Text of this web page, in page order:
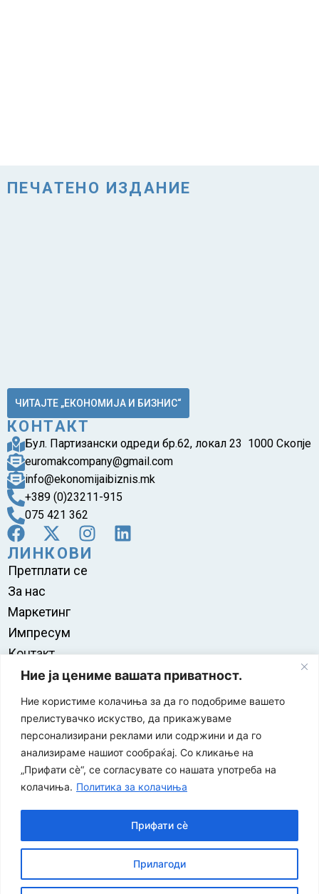
Ние ја цениме вашата приватност.
Ние користиме колачиња за да го подобриме вашето
прелистувачко искуство, да прикажуваме
персонализирани реклами или содржини и да го
анализираме нашиот сообраќај. Со кликање на
„Прифати сè“, се согласувате со нашата употреба на
колачиња. Политика за колачиња
Прилагоди
Прифати сè
ПЕЧАТЕНО ИЗДАНИЕ
ЧИТАЈТЕ „ЕКОНОМИЈА И БИЗНИС“
КОНТАКТ
Бул. Партизански одреди бр.62, локал 23 1000 Скопје
euromakcompany@gmail.com
info@ekonomijaibiznis.mk
+389 (0)23211-915
075 421 362
ЛИНКОВИ
Претплати се
За нас
Маркетинг
Импресум
Контакт
Правила на користење
за заштита на печатени медиуми